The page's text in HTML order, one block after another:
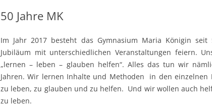
PAUSENSPORT
50 Jahre MK
Im Jahr 2017 besteht das Gymnasium Maria Königin
Jubiläum mit unterschiedlichen Veranstaltungen feiern.
„lernen – leben – glauben helfen“. Alles das tun wir
Jahren. Wir lernen Inhalte und Methoden in den einzelnen
zu leben, zu glauben und zu helfen. Und wir wollen auch
zu leben.